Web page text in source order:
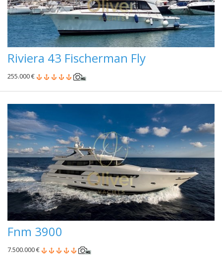
Riviera 43 Fischerman Fly
255.000 €
Fnm 3900
7.500.000 €